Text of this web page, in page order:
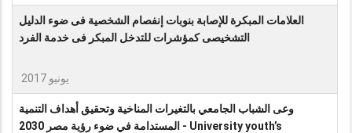
العلامات المبكرة للإصابة بنوبات إنفصام الشخصية فى ضوء الدليل
التشخيصى كمؤشرات للتدخل المبكر فى خدمة الفرد
يونيو 2017
وعى الشباب الجامعي بالتغيرات المناخية وتحقيق أهداف التنمية
المستدامة في ضوء رؤية مصر 2030 - University youth’s